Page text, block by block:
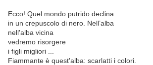
Ecco! Quel mondo putrido declina
in un crepuscolo di nero. Nell’alba
nell'alba vicina
vedremo risorgere
i figli migliori ...
Fiammante è quest'alba: scarlatti i colori.